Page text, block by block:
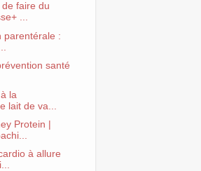
faire du
...
parentérale :
santé
la
lait de va...
Protein |
à allure